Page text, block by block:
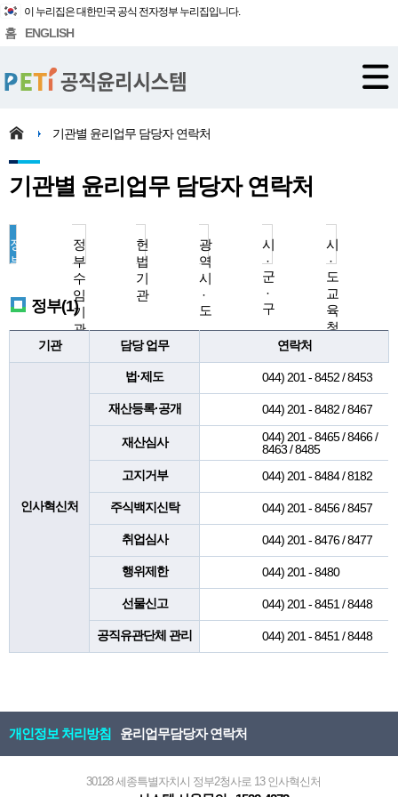
이 누리집은 대한민국 공식 전자정부 누리집입니다.
홈 ENGLISH
기관별 윤리업무 담당자 연락처
기관별 윤리업무 담당자 연락처
정
부
정
부
수
임
기
관
헌
법
기
관
광
역
시
·
도
시
·
군
·
구
시
·
도
교
육
청
정부(1)
기관 담당 업무 연락처
인사혁신처
법·제도 044) 201 - 8452 / 8453
재산등록·공개 044) 201 - 8482 / 8467
재산심사
044) 201 - 8465 / 8466 /
8463 / 8485
고지거부
044) 201 - 8484 / 8182
주식백지신탁 044) 201 - 8456 / 8457
취업심사 044) 201 - 8476 / 8477
행위제한 044) 201 - 8480
선물신고 044) 201 - 8451 / 8448
공직유관단체 관리 044) 201 - 8451 / 8448
개인정보 처리방침 윤리업무담당자 연락처
30128 세종특별자치시 정부2청사로 13 인사혁신처